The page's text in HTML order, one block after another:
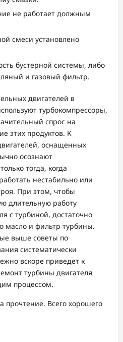
не работает должным
смеси установлено
бустерной системы, либо
и газовый фильтр.
двигателей в
турбокомпрессоры,
спрос на
этих продуктов. К
оснащенных
осознают
тогда, когда
нестабильно или
При этом, чтобы
длительную работу
с турбиной, достаточно
масло и фильтр турбины.
выше советы по
систематически
вскоре приведет к
турбины двигателя
процессом.
прочтение. Всего хорошего